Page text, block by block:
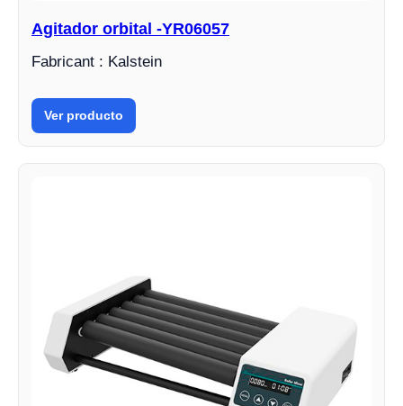
Agitador orbital -YR06057
Fabricant : Kalstein
Ver producto